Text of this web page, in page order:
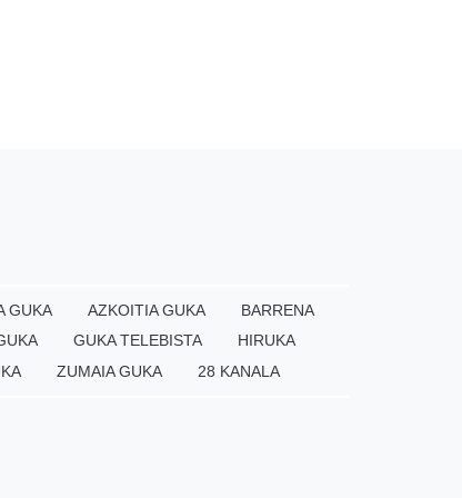
GUKA AZKOITIA GUKA
BARRENA
GUKA TELEBISTA
HIRUKA
ZUMAIA GUKA 28 KANALA